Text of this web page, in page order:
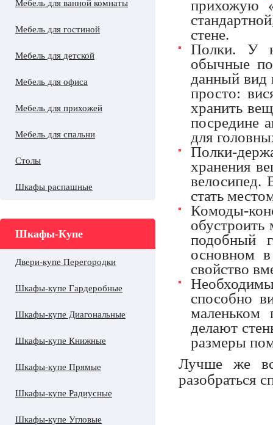
Мебель для ванной комнаты
Мебель для гостиной
Мебель для детской
Мебель для офиса
Мебель для прихожей
Мебель для спальни
Столы
Шкафы распашные
Шкафы-Купе
Двери-купе Перегородки
Шкафы-купе Гардеробные
Шкафы-купе Диагональные
Шкафы-купе Книжные
Шкафы-купе Прямые
Шкафы-купе Радиусные
Шкафы-купе Угловые
прихожую
стене.
Полки. У
обычные
данный вид
просто:
хранить
посредине
для
Полки-
хранения
велосипед.
стать
Комоды-
обустроить
подобный
основном
свойство
способно
маленьком
делают
размеры
Лучше же
разобраться